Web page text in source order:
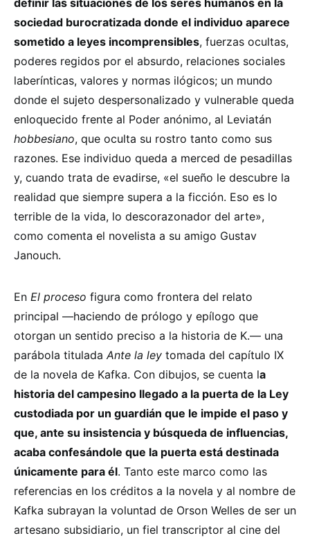
definir las situaciones de los seres humanos en la
sociedad burocratizada donde el individuo aparece
sometido a leyes incomprensibles, fuerzas ocultas,
poderes regidos por el absurdo, relaciones sociales
laberínticas, valores y normas ilógicos; un mundo
donde el sujeto despersonalizado y vulnerable queda
enloquecido frente al Poder anónimo, al Leviatán
hobbesiano, que oculta su rostro tanto como sus
razones. Ese individuo queda a merced de pesadillas
y, cuando trata de evadirse, «el sueño le descubre la
realidad que siempre supera a la ficción. Eso es lo
terrible de la vida, lo descorazonador del arte»,
como comenta el novelista a su amigo Gustav
Janouch.
En El proceso figura como frontera del relato
principal —haciendo de prólogo y epílogo que
otorgan un sentido preciso a la historia de K.— una
parábola tituladaAnte la ley tomada del capítulo IX
de la novela de Kafka. Con dibujos, se cuenta la
historia del campesino llegado a la puerta de la Ley
custodiada por un guardián que le impide el paso y
que, ante su insistencia y búsqueda de influencias,
acaba confesándole que la puerta está destinada
únicamente para él. Tanto este marco como las
referencias en los créditos a la novela y al nombre de
Kafka subrayan la voluntad de Orson Welles de ser un
artesano subsidiario, un fiel transcriptor al cine del